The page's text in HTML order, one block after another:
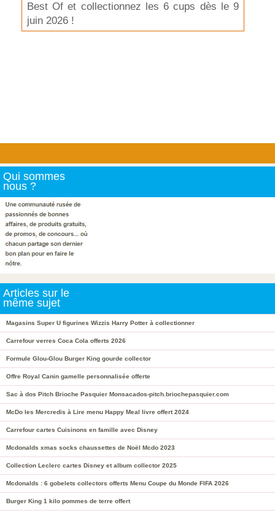
Best Of et collectionnez les 6 cups dès le 9
juin 2026 !
Qui sommes
nous ?
Articles sur le
même sujet
Magasins Super U figurines Wizzis Harry Potter à collectionner
Carrefour verres Coca Cola offerts 2026
Formule Glou-Glou Burger King gourde collector
Offre Royal Canin gamelle personnalisée offerte
Sac à dos Pitch Brioche Pasquier Monsacados-pitch.briochepasquier.com
McDo les Mercredis à Lire menu Happy Meal livre offert 2024
Carrefour cartes Cuisinons en famille avec Disney
Mcdonalds xmas socks chaussettes de Noël Mcdo 2023
Collection Leclerc cartes Disney et album collector 2025
Mcdonalds : 6 gobelets collectors offerts Menu Coupe du Monde FIFA 2026
Burger King 1 kilo pommes de terre offert